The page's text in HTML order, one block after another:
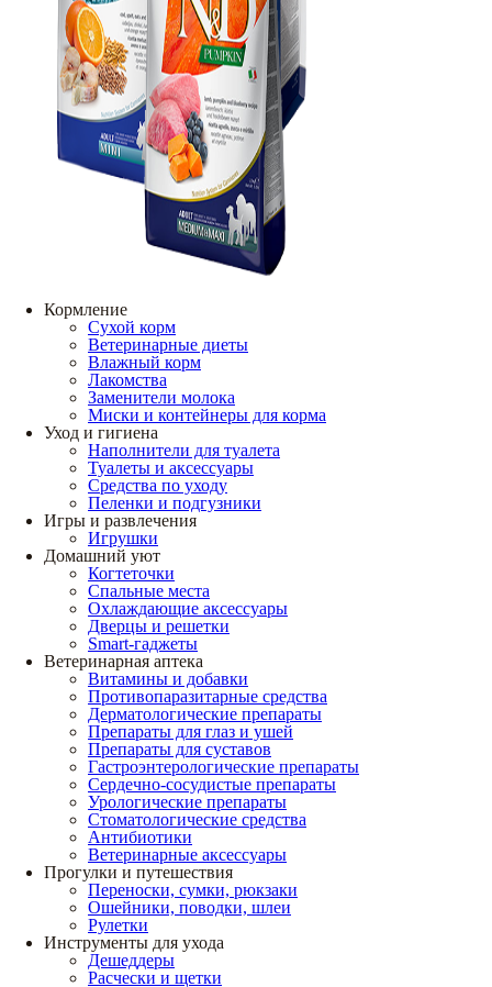
Кормление
Сухой корм
Ветеринарные диеты
Влажный корм
Лакомства
Заменители молока
Миски и контейнеры для корма
Уход и гигиена
Наполнители для туалета
Туалеты и аксессуары
Средства по уходу
Пеленки и подгузники
Игры и развлечения
Игрушки
Домашний уют
Когтеточки
Спальные места
Охлаждающие аксессуары
Дверцы и решетки
Smart-гаджеты
Ветеринарная аптека
Витамины и добавки
Противопаразитарные средства
Дерматологические препараты
Препараты для глаз и ушей
Препараты для суставов
Гастроэнтерологические препараты
Сердечно-сосудистые препараты
Урологические препараты
Стоматологические средства
Антибиотики
Ветеринарные аксессуары
Прогулки и путешествия
Переноски, сумки, рюкзаки
Ошейники, поводки, шлеи
Рулетки
Инструменты для ухода
Дешеддеры
Расчески и щетки